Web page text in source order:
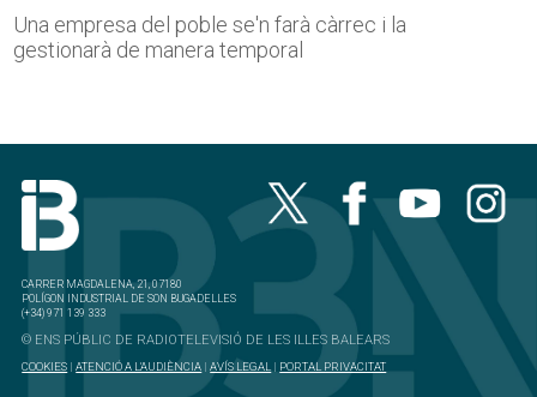
Una empresa del poble se'n farà càrrec i la
gestionarà de manera temporal
CARRER MAGDALENA, 21, 07180
POLÍGON INDUSTRIAL DE SON BUGADELLES
(+34) 971 139 333
© ENS PÚBLIC DE RADIOTELEVISIÓ DE LES ILLES BALEARS
COOKIES |ATENCIÓ A L'AUDIÈNCIA |AVÍS LEGAL | PORTAL PRIVACITAT